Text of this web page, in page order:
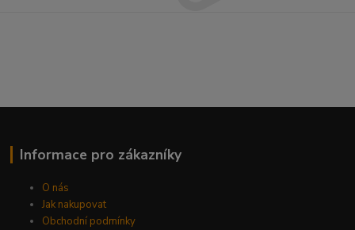
Informace pro zákazníky
O nás
Jak nakupovat
Obchodní podmínky